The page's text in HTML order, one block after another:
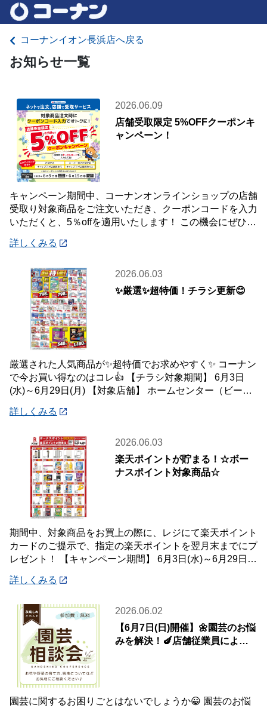
コーナンイオン長浜店へ戻る
お知らせ一覧
2026.06.09
店舗受取限定 5%OFFクーポンキ
ャンペーン！
キャンペーン期間中、コーナンオンラインショップの店舗
受取り対象商品をご注文いただき、クーポンコードを入力
いただくと、5％offを適用いたします！ この機会にぜひご
詳しくみる
2026.06.03
✨厳選✨超特価！チラシ更新😊
厳選された人気商品が✨超特価でお求めやすく✨ コーナン
で今お買い得なのはコレ👍 【チラシ対象期間】 6月3日
(水)～6月29日(月) 【対象店舗】 ホームセンター（ビーバ
詳しくみる
2026.06.03
楽天ポイントが貯まる！☆ボー
ナスポイント対象商品☆
期間中、対象商品をお買上の際に、レジにて楽天ポイント
カードのご提示で、指定の楽天ポイントを翌月末までにプ
レゼント！ 【キャンペーン期間】 6月3日(水)～6月29日
詳しくみる
2026.06.02
【6月7日(日)開催】🌼園芸のお悩
みを解決！🍆店舗従業員による
園芸に関するお困りごとはないでしょうか😀 園芸のお悩